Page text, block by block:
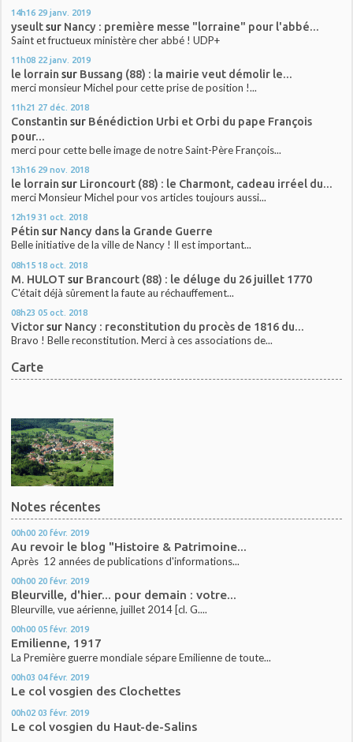
14h16 29 janv. 2019
yseultsur Nancy : première messe "lorraine" pour l'abbé...
Saint et fructueux ministère cher abbé ! UDP+
11h08 22 janv. 2019
le lorrain sur Bussang (88) : la mairie veut démolir le...
merci monsieur Michel pour cette prise de position !...
11h21 27 déc. 2018
Constantin sur Bénédiction Urbi et Orbi du pape François
pour...
merci pour cette belle image de notre Saint-Père François...
13h16 29 nov. 2018
le lorrain sur Lironcourt (88) : le Charmont, cadeau irréel du...
merci Monsieur Michel pour vos articles toujours aussi...
12h19 31 oct. 2018
Pétin sur Nancy dans la Grande Guerre
Belle initiative de la ville de Nancy ! Il est important...
08h15 18 oct. 2018
M. HULOT sur Brancourt (88) : le déluge du 26 juillet 1770
C'était déjà sûrement la faute au réchauffement...
08h23 05 oct. 2018
Victorsur Nancy : reconstitution du procès de 1816 du...
Bravo ! Belle reconstitution. Merci à ces associations de...
Carte
Notes récentes
00h00 20 févr. 2019
Au revoir le blog "Histoire & Patrimoine...
Après 12 années de publications d'informations...
00h00 20 févr. 2019
Bleurville, d'hier... pour demain : votre...
Bleurville, vue aérienne, juillet 2014 [cl. G....
00h00 05 févr. 2019
Emilienne, 1917
La Première guerre mondiale sépare Emilienne de toute...
00h03 04 févr. 2019
Le col vosgien des Clochettes
00h02 03 févr. 2019
Le col vosgien du Haut-de-Salins